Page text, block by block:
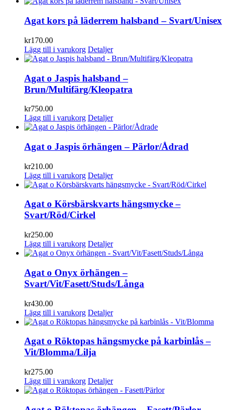
Agat kors på läderrem halsband – Svart/Unisex
kr170.00
Lägg till i varukorg Detaljer
Agat o Jaspis halsband –
Brun/Multifärg/Kleopatra
kr750.00
Lägg till i varukorg Detaljer
Agat o Jaspis örhängen – Pärlor/Ådrad
kr210.00
Lägg till i varukorg Detaljer
Agat o Körsbärskvarts hängsmycke –
Svart/Röd/Cirkel
kr250.00
Lägg till i varukorg Detaljer
Agat o Onyx örhängen –
Svart/Vit/Fasett/Studs/Långa
kr430.00
Lägg till i varukorg Detaljer
Agat o Röktopas hängsmycke på karbinlås –
Vit/Blomma/Lilja
kr275.00
Lägg till i varukorg Detaljer